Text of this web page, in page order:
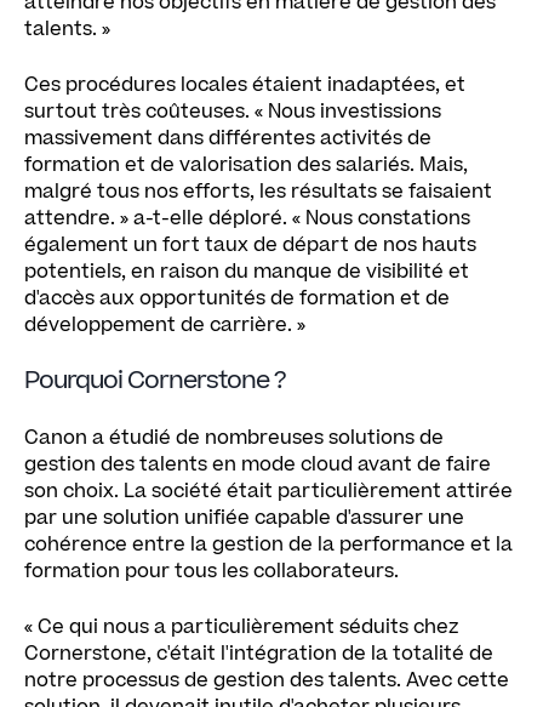
talents. »
Ces procédures locales étaient inadaptées, et
surtout très coûteuses. « Nous investissions
massivement dans différentes activités de
formation et de valorisation des salariés. Mais,
malgré tous nos efforts, les résultats se faisaient
attendre. » a-t-elle déploré. « Nous constations
également un fort taux de départ de nos hauts
potentiels, en raison du manque de visibilité et
d'accès aux opportunités de formation et de
développement de carrière. »
Pourquoi Cornerstone ?
Canon a étudié de nombreuses solutions de
gestion des talents en mode cloud avant de faire
son choix. La société était particulièrement attirée
par une solution unifiée capable d'assurer une
cohérence entre la gestion de la performance et la
formation pour tous les collaborateurs.
« Ce qui nous a particulièrement séduits chez
Cornerstone, c'était l'intégration de la totalité de
notre processus de gestion des talents. Avec cette